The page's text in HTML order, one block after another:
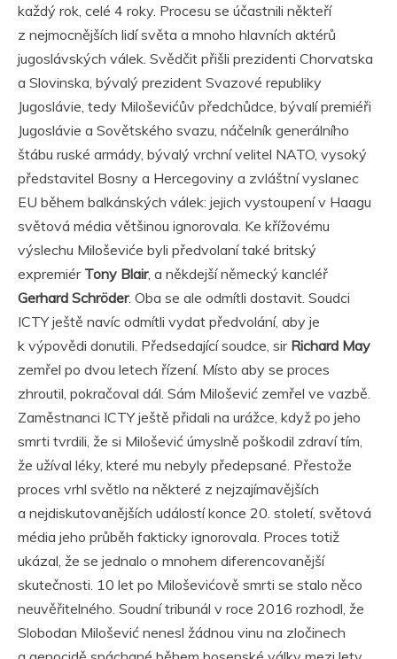
každý rok, celé 4 roky. Procesu se účastnili někteří
z nejmocnějších lidí světa a mnoho hlavních aktérů
jugoslávských válek. Svědčit přišli prezidenti Chorvatska
a Slovinska, bývalý prezident Svazové republiky
Jugoslávie, tedy Miloševićův předchůdce, bývalí premiéři
Jugoslávie a Sovětského svazu, náčelník generálního
štábu ruské armády, bývalý vrchní velitel NATO, vysoký
představitel Bosny a Hercegoviny a zvláštní vyslanec
EU během balkánských válek: jejich vystoupení v Haagu
světová média většinou ignorovala. Ke křížovému
výslechu Miloševiće byli předvolaní také britský
expremiér Tony Blair, a někdejší německý kancléř
Gerhard Schröder. Oba se ale odmítli dostavit. Soudci
ICTY ještě navíc odmítli vydat předvolání, aby je
k výpovědi donutili. Předsedající soudce, sir Richard May
zemřel po dvou letech řízení. Místo aby se proces
zhroutil, pokračoval dál. Sám Milošević zemřel ve vazbě.
Zaměstnanci ICTY ještě přidali na urážce, když po jeho
smrti tvrdili, že si Milošević úmyslně poškodil zdraví tím,
že užíval léky, které mu nebyly předepsané. Přestože
proces vrhl světlo na některé z nejzajímavějších
a nejdiskutovanějších událostí konce 20. století, světová
média jeho průběh fakticky ignorovala. Proces totiž
ukázal, že se jednalo o mnohem diferencovanější
skutečnosti. 10 let po Miloševićově smrti se stalo něco
neuvěřitelného. Soudní tribunál v roce 2016 rozhodl, že
Slobodan Milošević nenesl žádnou vinu na zločinech